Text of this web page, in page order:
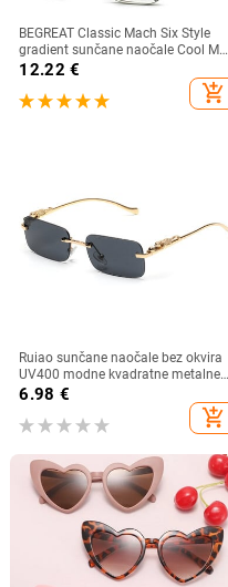
BEGREAT Classic Mach Six Style
gradient sunčane naočale Cool Men
Vintage Brand Design Sunčane
naočale Lentes očki sunčanye
ženskie
12.22 €
add_shopping_cart
Ruiao sunčane naočale bez okvira
UV400 modne kvadratne metalne
naočale za muškarce žene
dizajnerske muške marke sunčane
naočale za van
6.98 €
add_shopping_cart